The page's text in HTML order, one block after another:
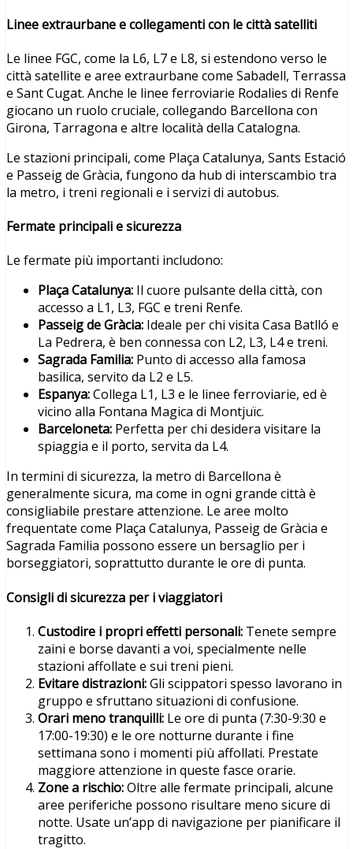
Linee extraurbane e collegamenti con le città satelliti
Le linee FGC, come la L6, L7 e L8, si estendono verso le
città satellite e aree extraurbane come Sabadell, Terrassa
e Sant Cugat. Anche le linee ferroviarie Rodalies di Renfe
giocano un ruolo cruciale, collegando Barcellona con
Girona, Tarragona e altre località della Catalogna.
Le stazioni principali, come Plaça Catalunya, Sants Estació
e Passeig de Gràcia, fungono da hub di interscambio tra
la metro, i treni regionali e i servizi di autobus.
Fermate principali e sicurezza
Le fermate più importanti includono:
Plaça Catalunya: Il cuore pulsante della città, con
accesso a L1, L3, FGC e treni Renfe.
Passeig de Gràcia: Ideale per chi visita Casa Batlló e
La Pedrera, è ben connessa con L2, L3, L4 e treni.
Sagrada Familia: Punto di accesso alla famosa
basilica, servito da L2 e L5.
Espanya:Collega L1, L3 e le linee ferroviarie, ed è
vicino alla Fontana Magica di Montjuïc.
Barceloneta: Perfetta per chi desidera visitare la
spiaggia e il porto, servita da L4.
In termini di sicurezza, la metro di Barcellona è
generalmente sicura, ma come in ogni grande città è
consigliabile prestare attenzione. Le aree molto
frequentate come Plaça Catalunya, Passeig de Gràcia e
Sagrada Familia possono essere un bersaglio per i
borseggiatori, soprattutto durante le ore di punta.
Consigli di sicurezza per i viaggiatori
Custodire i propri effetti personali: Tenete sempre
zaini e borse davanti a voi, specialmente nelle
stazioni affollate e sui treni pieni.
Evitare distrazioni:Gli scippatori spesso lavorano in
gruppo e sfruttano situazioni di confusione.
Orari meno tranquilli: Le ore di punta (7:30-9:30 e
17:00-19:30) e le ore notturne durante i fine
settimana sono i momenti più affollati. Prestate
maggiore attenzione in queste fasce orarie.
Zone a rischio:Oltre alle fermate principali, alcune
aree periferiche possono risultare meno sicure di
notte. Usate un’app di navigazione per pianificare il
tragitto.